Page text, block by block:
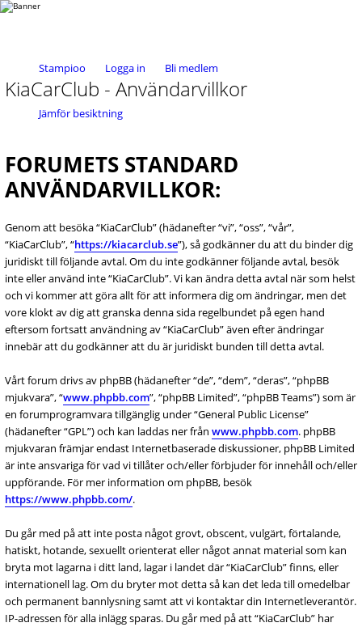
Stampioo Logga in Bli medlem
Jämför besiktning
KiaCarClub - Användarvillkor
FORUMETS STANDARD
ANVÄNDARVILLKOR:
Genom att besöka “KiaCarClub” (hädanefter “vi”, “oss”, “vår”,
“KiaCarClub”, “https://kiacarclub.se”), så godkänner du att du binder dig
juridiskt till följande avtal. Om du inte godkänner följande avtal, besök
inte eller använd inte “KiaCarClub”. Vi kan ändra detta avtal när som helst
och vi kommer att göra allt för att informera dig om ändringar, men det
vore klokt av dig att granska denna sida regelbundet på egen hand
eftersom fortsatt användning av “KiaCarClub” även efter ändringar
innebär att du godkänner att du är juridiskt bunden till detta avtal.
Vårt forum drivs av phpBB (hädanefter “de”, “dem”, “deras”, “phpBB
mjukvara”, “www.phpbb.com”, “phpBB Limited”, “phpBB Teams”) som är
en forumprogramvara tillgänglig under “General Public License”
(hädanefter “GPL”) och kan laddas ner från www.phpbb.com. phpBB
mjukvaran främjar endast Internetbaserade diskussioner, phpBB Limited
är inte ansvariga för vad vi tillåter och/eller förbjuder för innehåll och/eller
uppförande. För mer information om phpBB, besök
https://www.phpbb.com/.
Du går med på att inte posta något grovt, obscent, vulgärt, förtalande,
hatiskt, hotande, sexuellt orienterat eller något annat material som kan
bryta mot lagarna i ditt land, lagar i landet där “KiaCarClub” finns, eller
internationell lag. Om du bryter mot detta så kan det leda till omedelbar
och permanent bannlysning samt att vi kontaktar din Internetleverantör.
IP-adressen för alla inlägg sparas. Du går med på att “KiaCarClub” har